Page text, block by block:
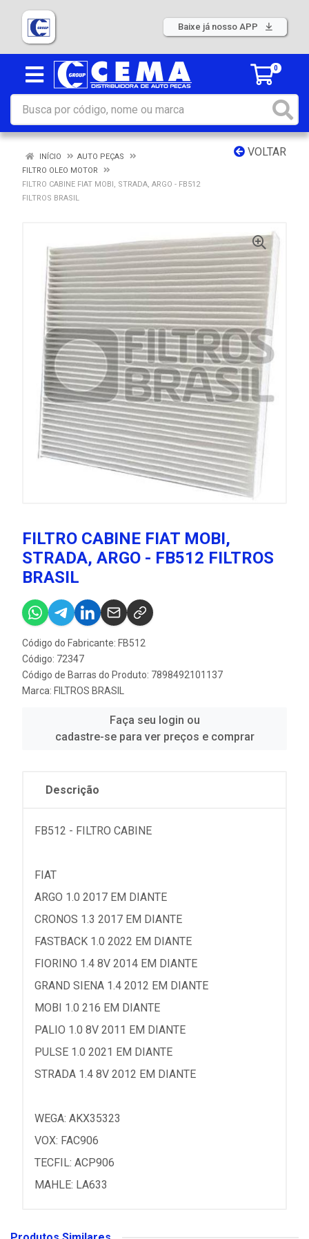
Baixe já nosso APP
0
VOLTAR
INÍCIO
AUTO PEÇAS
FILTRO OLEO MOTOR
FILTRO CABINE FIAT MOBI, STRADA, ARGO - FB512
FILTROS BRASIL
FILTRO CABINE FIAT MOBI,
STRADA, ARGO - FB512 FILTROS
BRASIL
Código do Fabricante: FB512
Código: 72347
Código de Barras do Produto: 7898492101137
Marca: FILTROS BRASIL
Faça seu login ou
cadastre-se para ver preços e comprar
Descrição
FB512 - FILTRO CABINE
FIAT
ARGO 1.0 2017 EM DIANTE
CRONOS 1.3 2017 EM DIANTE
FASTBACK 1.0 2022 EM DIANTE
FIORINO 1.4 8V 2014 EM DIANTE
GRAND SIENA 1.4 2012 EM DIANTE
MOBI 1.0 216 EM DIANTE
PALIO 1.0 8V 2011 EM DIANTE
PULSE 1.0 2021 EM DIANTE
STRADA 1.4 8V 2012 EM DIANTE
WEGA: AKX35323
VOX: FAC906
TECFIL: ACP906
MAHLE: LA633